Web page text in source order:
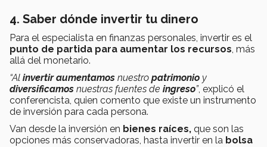
4. Saber dónde invertir tu dinero
Para el especialista en finanzas personales, invertir es el
punto de partida para aumentar los recursos, más
allá del monetario.
“Al invertir aumentamos nuestro patrimonio y
diversificamos nuestras fuentes de ingreso”, explicó el
conferencista, quien comento que existe un instrumento
de inversión para cada persona.
Van desde la inversión en bienes raíces, que son las
opciones más conservadoras, hasta invertir en la bolsa